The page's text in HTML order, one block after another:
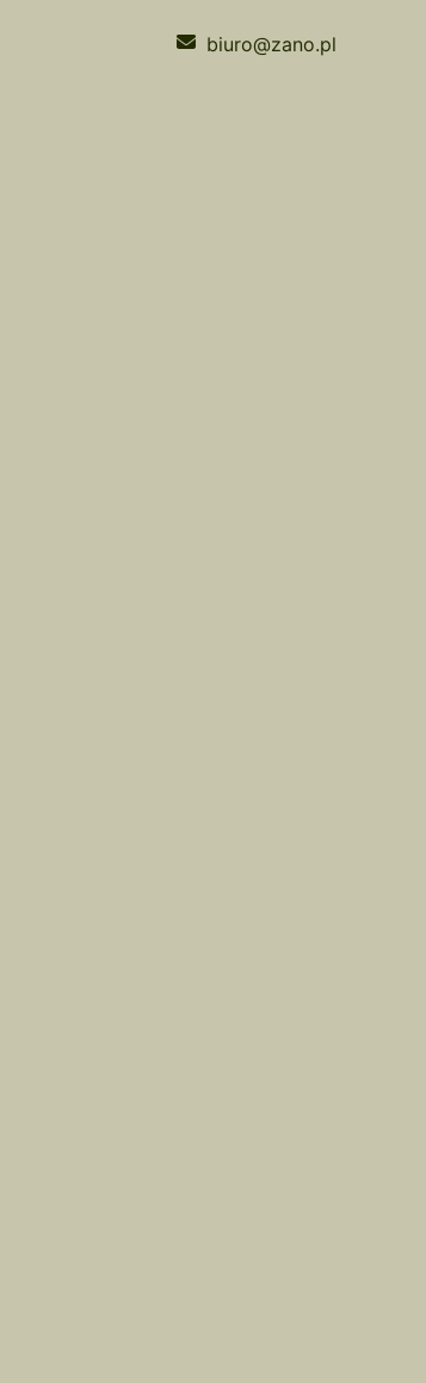
biuro@zano.pl